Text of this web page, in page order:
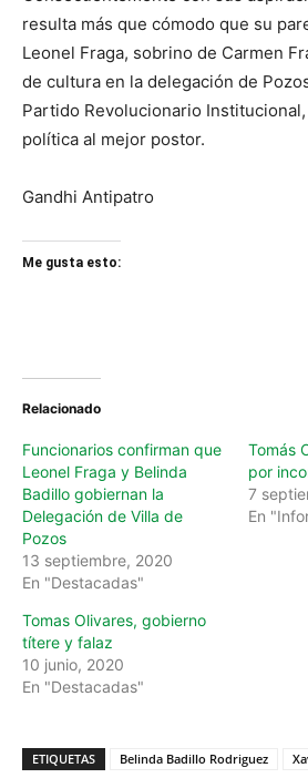
resulta más que cómodo que su
Leonel Fraga, sobrino de Carmen
de cultura en la delegación de
Partido Revolucionario
política al mejor postor.
Gandhi Antipatro
Me gusta esto:
Relacionado
Funcionarios confirman que
Leonel Fraga y Belinda
Badillo gobiernan la
Delegación de Villa de
Pozos
13 septiembre, 2020
En "Destacadas"
Tomás
por
7
En
Tomas Olivares, gobierno
títere y falaz
10 junio, 2020
En "Destacadas"
ETIQUETAS Belinda Badillo Rodriguez